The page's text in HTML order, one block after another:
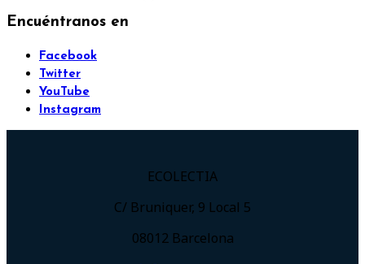
Encuéntranos en
Facebook
Twitter
YouTube
Instagram
ECOLECTIA
C/ Bruniquer, 9 Local 5
08012 Barcelona